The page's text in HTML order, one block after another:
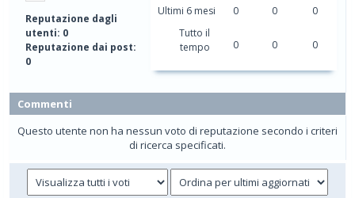
Reputazione dagli
utenti: 0
Reputazione dai post:
0
Ultimi 6 mesi
0 0
0
Tutto il
tempo
0 0 0
Commenti
Questo utente non ha nessun voto di reputazione secondo i criteri
di ricerca specificati.